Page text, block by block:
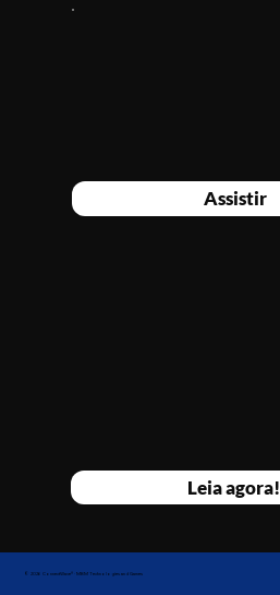
Assistir
Leia agora!
© 2026 ConnectWave® · MBM Technologies and Games